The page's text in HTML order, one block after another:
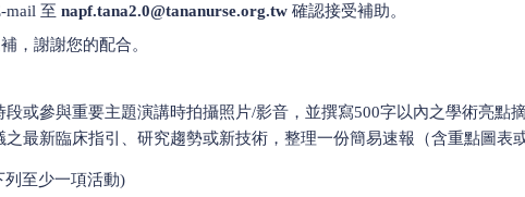
mail 至 napf.tana2.0@tananurse.org.tw 確認接受補助。
，謝謝您的配合。
或參與重要主題演講時拍攝照片/影音，並撰寫500字以內之學術亮點
最新臨床指引、研究趨勢或新技術，整理一份簡易速報（含重點圖表
列至少一項活動)